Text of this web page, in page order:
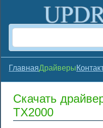
ГлавнаяДрайверы
Скачать
TX2000